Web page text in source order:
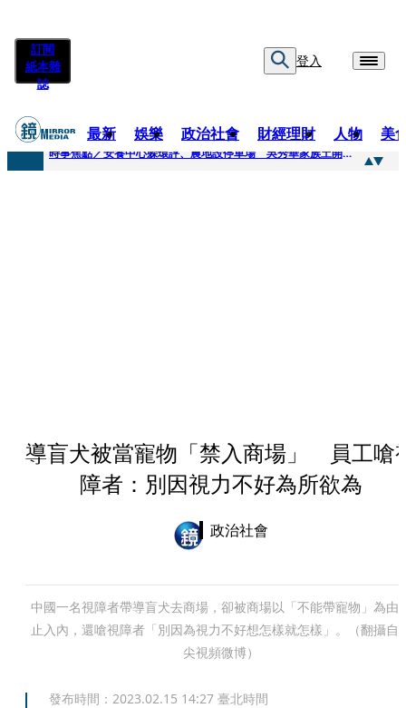
訂閱
紙本雜
誌
登入
最新 娛樂 政治社會 財經理財 人物 美
快訊
時事焦點／安養中心躲環評、農地設停車場 吳秀華家族土開爭議連環爆
導盲犬被當寵物「禁入商場」 員工嗆
障者：別因視力不好為所欲為
政治社會
中國一名視障者帶導盲犬去商場，卻被商場以「不能帶寵物」為由
止入內，還嗆視障者「別因為視力不好想怎樣就怎樣」。（翻攝自
尖視頻微博）
發布時間： 2023.02.15 14:27 臺北時間